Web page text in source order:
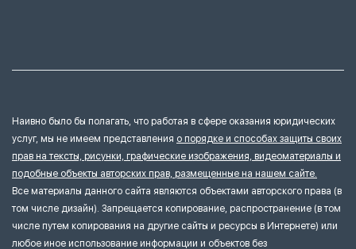
Наивно было бы полагать, что работая в сфере оказания юридических
услуг, мы не имеем представления о порядке и способах защиты своих
прав на тексты, рисунки, графические изображения, видеоматериалы и
подобные объекты авторских прав, размещенные на нашем сайте.
Все материалы данного сайта являются объектами авторского права (в
том числе дизайн). Запрещается копирование, распространение (в том
числе путем копирования на другие сайты и ресурсы в Интернете) или
любое иное использование информации и объектов без